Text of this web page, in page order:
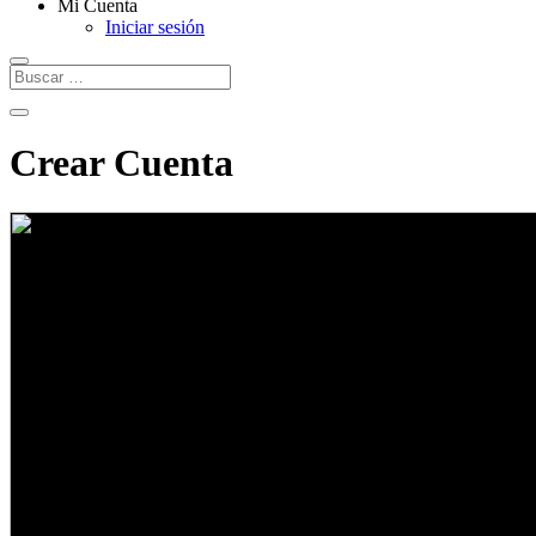
Mi Cuenta
Iniciar sesión
Crear Cuenta